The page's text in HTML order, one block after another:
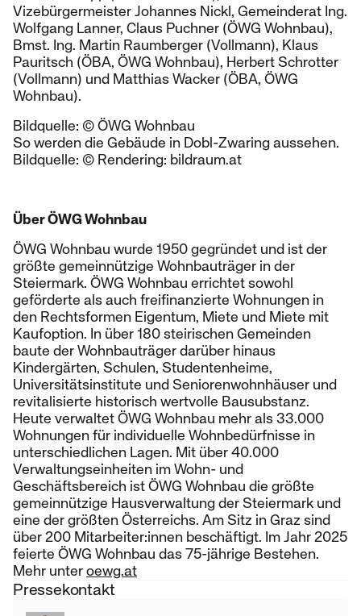
Vizebürgermeister Johannes Nickl, Gemeinderat Ing.
Wolfgang Lanner, Claus Puchner (ÖWG Wohnbau),
Bmst. Ing. Martin Raumberger (Vollmann), Klaus
Pauritsch (ÖBA, ÖWG Wohnbau), Herbert Schrotter
(Vollmann) und Matthias Wacker (ÖBA, ÖWG
Wohnbau).
Bildquelle: © ÖWG Wohnbau
So werden die Gebäude in Dobl-Zwaring aussehen.
Bildquelle: © Rendering: bildraum.at
Über ÖWG Wohnbau
ÖWG Wohnbau wurde 1950 gegründet und ist der
größte gemeinnützige Wohnbauträger in der
Steiermark. ÖWG Wohnbau errichtet sowohl
geförderte als auch freifinanzierte Wohnungen in
den Rechtsformen Eigentum, Miete und Miete mit
Kaufoption. In über 180 steirischen Gemeinden
baute der Wohnbauträger darüber hinaus
Kindergärten, Schulen, Studentenheime,
Universitätsinstitute und Seniorenwohnhäuser und
revitalisierte historisch wertvolle Bausubstanz.
Heute verwaltet ÖWG Wohnbau mehr als 33.000
Wohnungen für individuelle Wohnbedürfnisse in
unterschiedlichen Lagen. Mit über 40.000
Verwaltungseinheiten im Wohn- und
Geschäftsbereich ist ÖWG Wohnbau die größte
gemeinnützige Hausverwaltung der Steiermark und
eine der größten Österreichs. Am Sitz in Graz sind
über 200 Mitarbeiter:innen beschäftigt. Im Jahr 2025
feierte ÖWG Wohnbau das 75-jährige Bestehen.
Mehr unteroewg.at
Pressekontakt